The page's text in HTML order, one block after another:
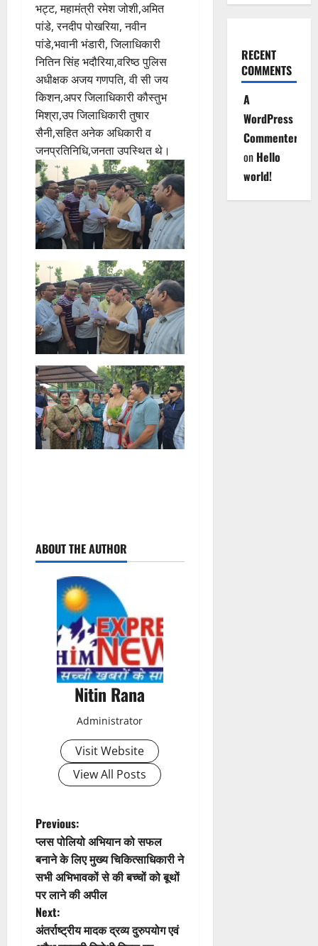
भट्ट, महामंत्री रमेश जोशी,अमित
पांडे, रनदीप पोखरिया, नवीन
पांडे,भवानी भंडारी, जिलाधिकारी
नितिन सिंह भदौरिया,वरिष्ठ पुलिस
अधीक्षक अजय गणपति, वी सी जय
किशन,अपर जिलाधिकारी कौस्तुभ
मिश्रा,उप जिलाधिकारी तुषार
सैनी,सहित अनेक अधिकारी व
जनप्रतिनिधि,जनता उपस्थित थे।
o
t
i
o
n
ABOUT THE AUTHOR
Nitin Rana
Administrator
Visit Website
View All Posts
P
o
s
t
Previous:
प्लस पोलियो अभियान को सफल
बनाने के लिए मुख्य चिकित्साधिकारी ने
सभी अभिभावकों से की बच्चों को बूथों
पर लाने की अपील
Next:
अंतर्राष्ट्रीय मादक द्रव्य दुरुपयोग एवं
RECENT
COMMENTS
A
WordPress
Commenter
on Hello
world!